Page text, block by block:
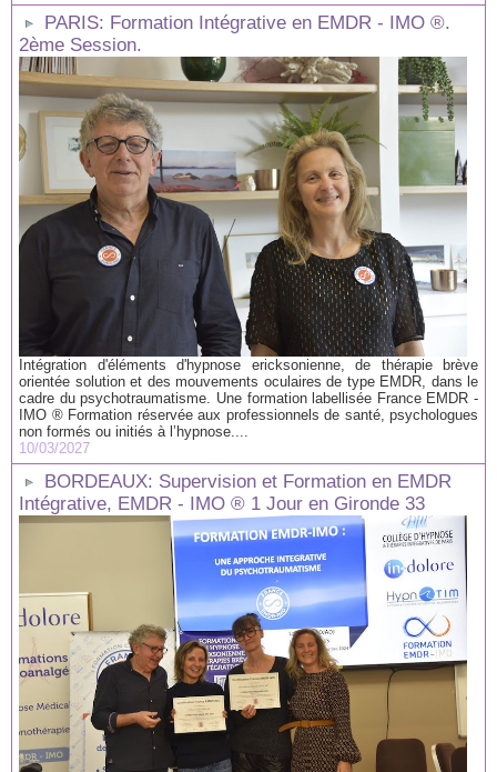
PARIS: Formation Intégrative en EMDR - IMO ®.
2ème Session.
Intégration d'éléments d'hypnose ericksonienne, de thérapie brève
orientée solution et des mouvements oculaires de type EMDR, dans le
cadre du psychotraumatisme. Une formation labellisée France EMDR -
IMO ® Formation réservée aux professionnels de santé, psychologues
non formés ou initiés à l’hypnose....
10/03/2027
BORDEAUX: Supervision et Formation en EMDR
Intégrative, EMDR - IMO ® 1 Jour en Gironde 33